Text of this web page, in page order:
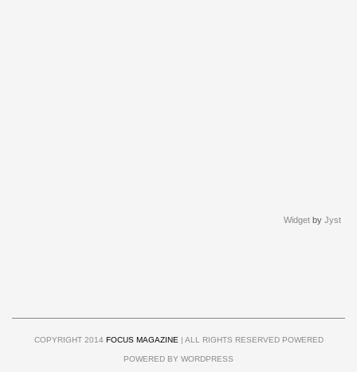
Widget by Jyst
COPYRIGHT 2014 FOCUS MAGAZINE| ALL RIGHTS RESERVED POWERED
POWERED BY WORDPRESS